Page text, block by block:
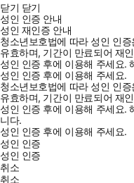
닫기 닫기
성인 인증 안내
성인 재인증 안내
청소년보호법에 따라 성인 인증
유효하며, 기간이 만료되어 재
성인 인증 후에 이용해 주세요.
성인 인증 후에 이용해 주세요.
청소년보호법에 따라 성인 인증
유효하며, 기간이 만료되어 재
성인 인증 후에 이용해 주세요.
니다.
성인 인증 후에 이용해 주세요.
성인 인증
성인 인증
취소
취소